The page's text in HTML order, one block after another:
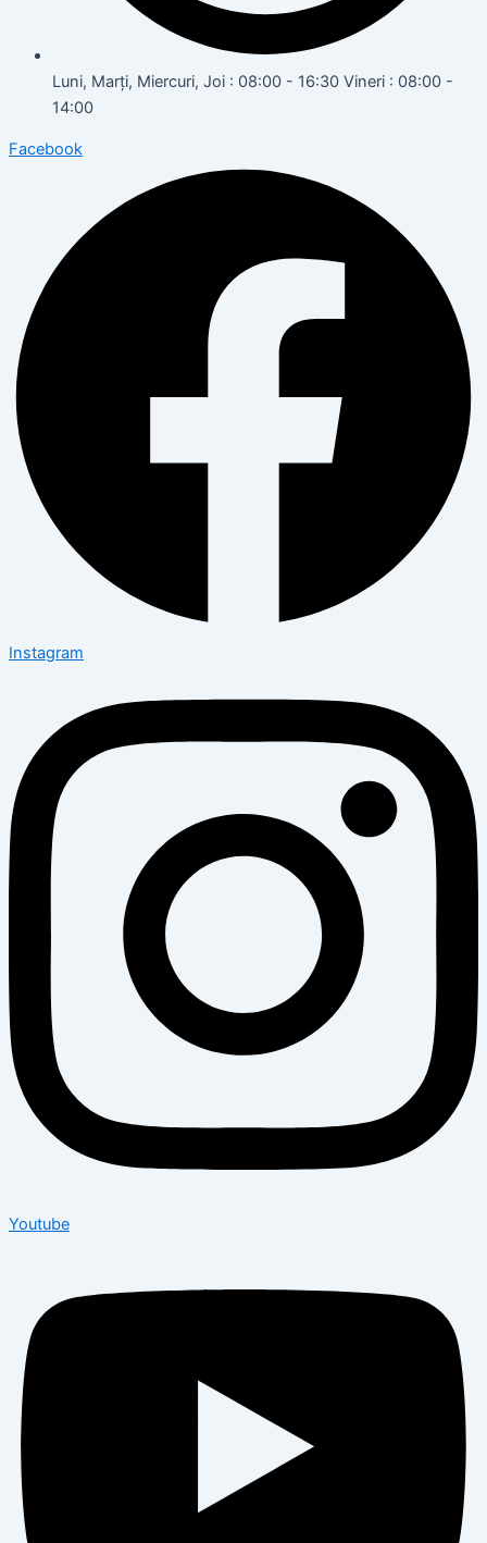
Luni, Marți, Miercuri, Joi : 08:00 - 16:30 Vineri : 08:00 -
14:00
Facebook
Instagram
Youtube